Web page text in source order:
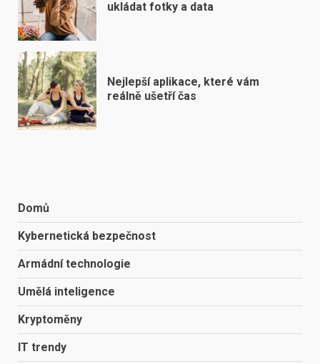
ukládat fotky a data
Nejlepší aplikace, které vám
reálně ušetří čas
Domů
Kybernetická bezpečnost
Armádní technologie
Umělá inteligence
Kryptoměny
IT trendy